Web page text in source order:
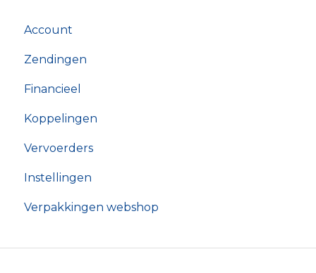
Account
Zendingen
Financieel
Koppelingen
Vervoerders
Instellingen
Verpakkingen webshop